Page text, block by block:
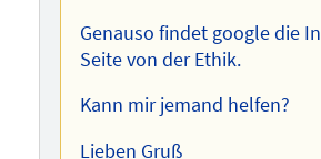
Genauso findet google die
Seite von der Ethik.
Kann mir jemand helfen?
Lieben Gruß